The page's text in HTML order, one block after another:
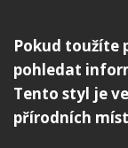
Pokud toužíte
pohledat
Tento styl je
přírodních